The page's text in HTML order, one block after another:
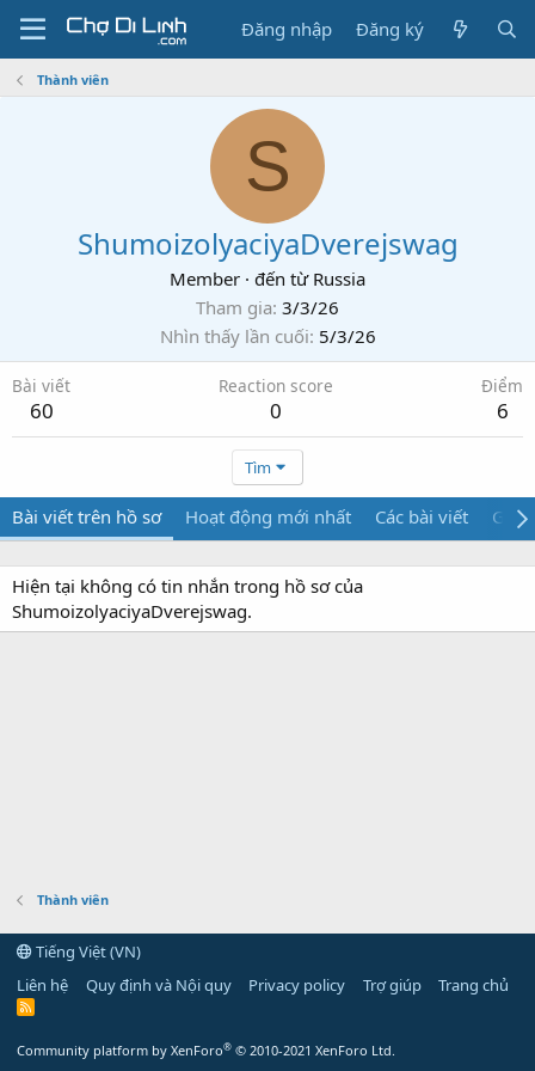
Đăng nhập Đăng ký
Thành viên
S
ShumoizolyaciyaDverejswag
Member · đến từ Russia
Tham gia 3/3/26
Nhìn thấy lần cuối 5/3/26
Bài viết
60
Reaction score
0
Điểm
6
Tìm
Bài viết trên hồ sơ Hoạt động mới nhất Các bài viết Giới
Hiện tại không có tin nhắn trong hồ sơ của
ShumoizolyaciyaDverejswag.
Thành viên
Tiếng Việt (VN)
Liên hệ
Quy định và Nội quy Privacy policy Trợ giúp Trang chủ
R
Community platform by XenForo® © 2010-2021 XenForo Ltd.